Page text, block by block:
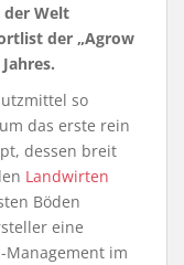
Welt
der „Agrow
so
das erste rein
dessen breit
Landwirten
Böden
eine
Management im